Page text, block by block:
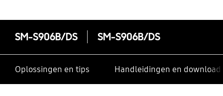
SM-S906B/DS SM-S906B/DS
Oplossingen en tips Handleidingen en